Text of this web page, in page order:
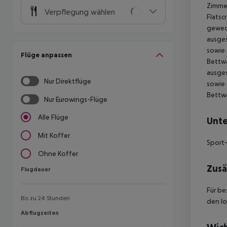
Verpflegung wählen
Flüge anpassen
Nur Direktflüge
Nur Eurowings-Flüge
Alle Flüge
Mit Koffer
Ohne Koffer
Flugdauer
Flugdauer
Bis zu 24 Stunden
Abflugzeiten
Abflugzeiten
sowie
sowie
Für
den